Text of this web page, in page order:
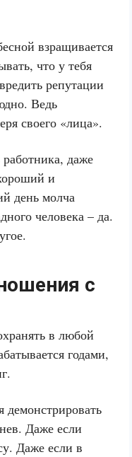
взращивается
что у тебя
репутации
Ведь
своего «лица».
даже
и
день молча
человека – да.
с
в любой
годами,
Даже если
Даже если в